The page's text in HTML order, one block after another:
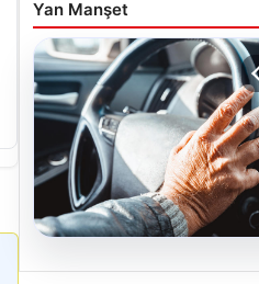
Yan Manşet
05.08.2026